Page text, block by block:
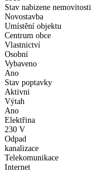
Stav nabizene nemovitosti
Novostavba
Umístění objektu
Centrum obce
Vlastnictví
Osobní
Vybaveno
Ano
Stav poptavky
Aktivni
Výtah
Ano
Elektřina
230 V
Odpad
kanalizace
Telekomunikace
Internet